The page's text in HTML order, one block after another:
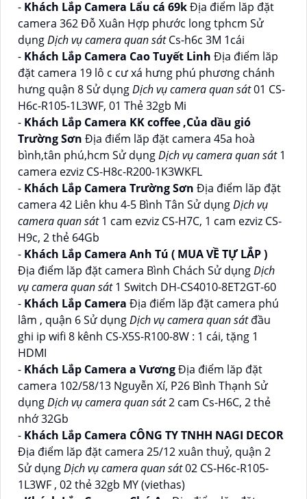
- Khách Lắp Camera Lẩu cá 69kĐịa điểm lăp đặt
camera 362 Đỗ Xuân Hợp phước long tphcm Sử
dụngDịch vụ camera quan sátCs-h6c 3M 1cái
- Khách Lắp Camera Cao Tuyết Linh Địa điểm lăp
đặt camera 19 lô c cư xá hưng phú phương chánh
hưng quận 8 Sử dụngDịch vụ camera quan sát01 CS-
H6c-R105-1L3WF, 01 Thẻ 32gb Mi
- Khách Lắp Camera KK coffee ,Của dầu gió
Trường Sơn Địa điểm lăp đặt camera 45a hoà
bình,tân phú,hcm Sử dụngDịch vụ camera quan sát1
camera ezviz CS-H8c-R200-1K3WKFL
- Khách Lắp Camera Trường Sơn Địa điểm lăp đặt
camera 42 Liên khu 4-5 Bình Tân Sử dụngDịch vụ
camera quan sát1 cam ezviz CS-H7C, 1 cam ezviz CS-
H9c, 2 thẻ 64Gb
- Khách Lắp Camera Anh Tú ( MUA VỀ TỰ LẮP )
Địa điểm lăp đặt camera Bình Chách Sử dụngDịch
vụ camera quan sát1 Switch DH-CS4010-8ET2GT-60
- Khách Lắp Camera Địa điểm lăp đặt camera phú
lâm , quận 6 Sử dụngDịch vụ camera quan sátđầu
ghi ip wifi 8 kênh CS-X5S-R100-8W : 1 cái, tặng 1
HDMI
- Khách Lắp Camera a VươngĐịa điểm lăp đặt
camera 102/58/13 Nguyễn Xí, P26 Bình Thạnh Sử
dụngDịch vụ camera quan sát2 cam Cs-H6C, 2 thẻ
nhớ 32Gb
- Khách Lắp Camera CÔNG TY TNHH NAGI DECOR
Địa điểm lăp đặt camera 25/12 xuân thuỷ, quận 2
Sử dụngDịch vụ camera quan sát02 CS-H6c-R105-
1L3WF , 02 thẻ 32gb MY (viethas)